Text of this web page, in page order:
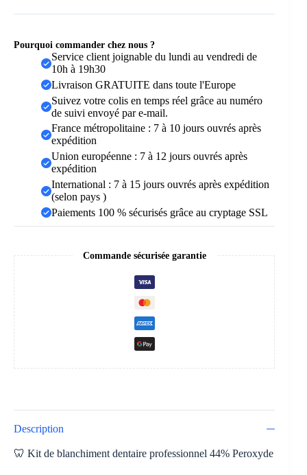
Pourquoi commander chez nous ?
Service client joignable du lundi au vendredi de
10h à 19h30
Livraison GRATUITE dans toute l'Europe
Suivez votre colis en temps réel grâce au numéro
de suivi envoyé par e-mail.
France métropolitaine : 7 à 10 jours ouvrés après
expédition
Union européenne : 7 à 12 jours ouvrés après
expédition
International : 7 à 15 jours ouvrés après expédition
(selon pays )
Paiements 100 % sécurisés grâce au cryptage SSL
Commande sécurisée garantie
Description
🦷 Kit de blanchiment dentaire professionnel 44% Peroxyde